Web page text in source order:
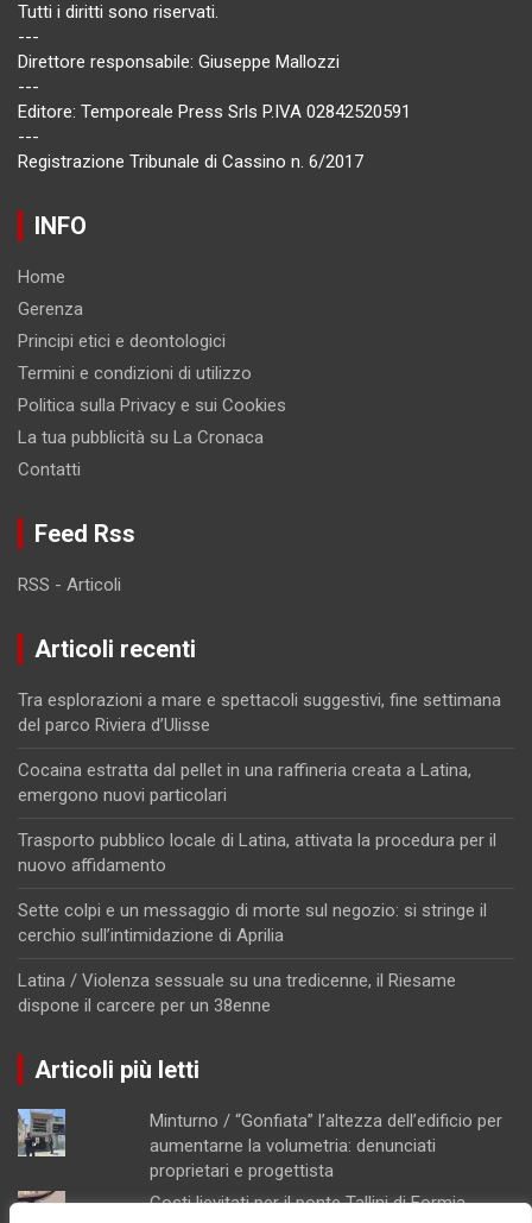
Tutti i diritti sono riservati.
---
Direttore responsabile: Giuseppe Mallozzi
---
Editore: Temporeale Press Srls P.IVA 02842520591
---
Registrazione Tribunale di Cassino n. 6/2017
INFO
Home
Gerenza
Principi etici e deontologici
Termini e condizioni di utilizzo
Politica sulla Privacy e sui Cookies
La tua pubblicità su La Cronaca
Contatti
Feed Rss
RSS - Articoli
Articoli recenti
Tra esplorazioni a mare e spettacoli suggestivi, fine settimana
del parco Riviera d’Ulisse
Cocaina estratta dal pellet in una raffineria creata a Latina,
emergono nuovi particolari
Trasporto pubblico locale di Latina, attivata la procedura per il
nuovo affidamento
Sette colpi e un messaggio di morte sul negozio: si stringe il
cerchio sull’intimidazione di Aprilia
Latina / Violenza sessuale su una tredicenne, il Riesame
dispone il carcere per un 38enne
Articoli più letti
Minturno / “Gonfiata” l’altezza dell’edificio per
aumentarne la volumetria: denunciati
proprietari e progettista
Costi lievitati per il ponte Tallini di Formia,